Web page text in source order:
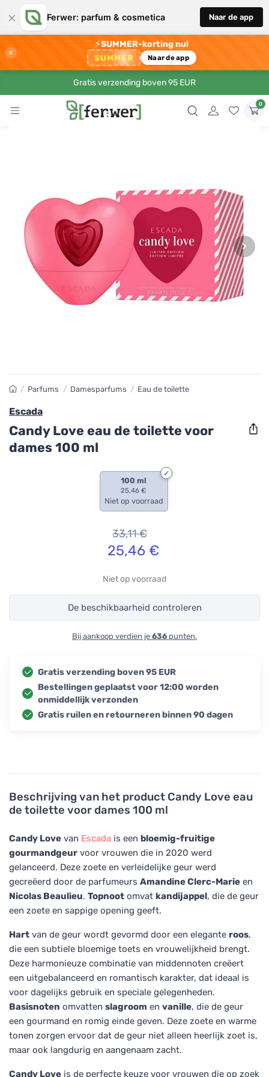
× Ferwer: parfum & cosmetica Naar de app
×
⚡SUMMER-korting nu!
SUMMER Naar de app
Gratis verzending boven 95 EUR
0
›
Beschrijving van het product Candy Love eau
de toilette voor dames 100 ml
Candy Love van Escada is een bloemig-fruitige
gourmandgeur voor vrouwen die in 2020 werd
gelanceerd. Deze zoete en verleidelijke geur werd
gecreëerd door de parfumeurs Amandine Clerc-Marie en
Nicolas Beaulieu. Topnoot omvat kandijappel, die de geur
een zoete en sappige opening geeft.
Hart van de geur wordt gevormd door een elegante roos,
die een subtiele bloemige toets en vrouwelijkheid brengt.
Deze harmonieuze combinatie van middennoten creëert
een uitgebalanceerd en romantisch karakter, dat ideaal is
voor dagelijks gebruik en speciale gelegenheden.
Basisnoten omvatten slagroom en vanille, die de geur
een gourmand en romig einde geven. Deze zoete en warme
tonen zorgen ervoor dat de geur niet alleen heerlijk zoet is,
maar ook langdurig en aangenaam zacht.
Candy Love is de perfecte keuze voor vrouwen die op zoek
/ Parfums / Damesparfums / Eau de toilette
Escada
Candy Love eau de toilette voor
dames 100 ml
100 ml
25,46 €
Niet op voorraad
33,11€
25,46 €
Niet op voorraad
De beschikbaarheid controleren
Bij aankoop verdien je 636 punten.
Gratis verzending boven 95 EUR
Bestellingen geplaatst voor 12:00 worden
onmiddellijk verzonden
Gratis ruilen en retourneren binnen 90 dagen